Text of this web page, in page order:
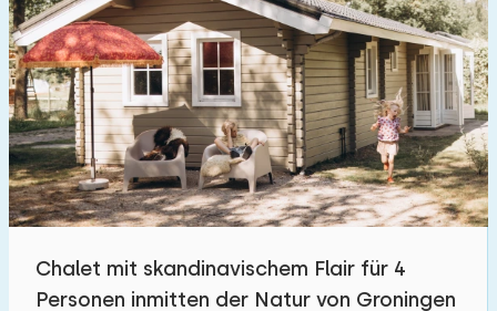
Chalet mit skandinavischem Flair für 4
Personen inmitten der Natur von Groningen